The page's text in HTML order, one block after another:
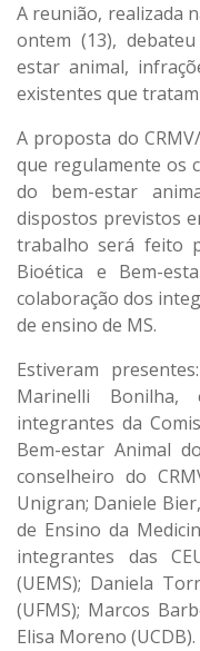
A reunião, realizada
ontem (13),
estar animal,
existentes que
A proposta do
que regulamente os
do bem-estar
dispostos previstos
trabalho será feito
Bioética e Bem-
colaboração dos
de ensino de MS.
Estiveram
Marinelli Bonilha,
integrantes da
Bem-estar Animal
conselheiro do
Unigran; Daniele
de Ensino da
integrantes das
(UEMS); Daniela
(UFMS); Marcos
Elisa Moreno (UCDB).